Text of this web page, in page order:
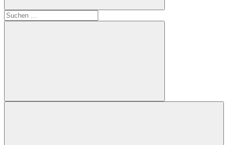
Suchformular
öffnen
Suchen
nach:
Suchen